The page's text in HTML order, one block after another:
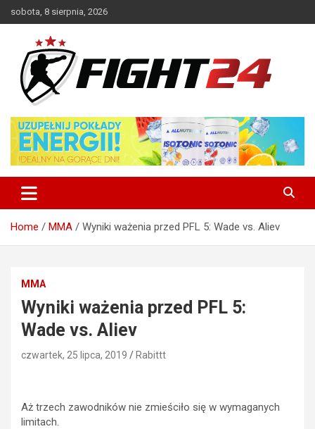
to
sobota, 8 sierpnia, 2026
FIGHT24.PL – MMA i K-1, UFC
Home MMA Wyniki ważenia przed PFL 5: Wade vs. Aliev
MMA
Wyniki ważenia przed PFL 5:
Wade vs. Aliev
czwartek, 25 lipca, 2019 Rabittt
Aż trzech zawodników nie zmieściło się w wymaganych
limitach.